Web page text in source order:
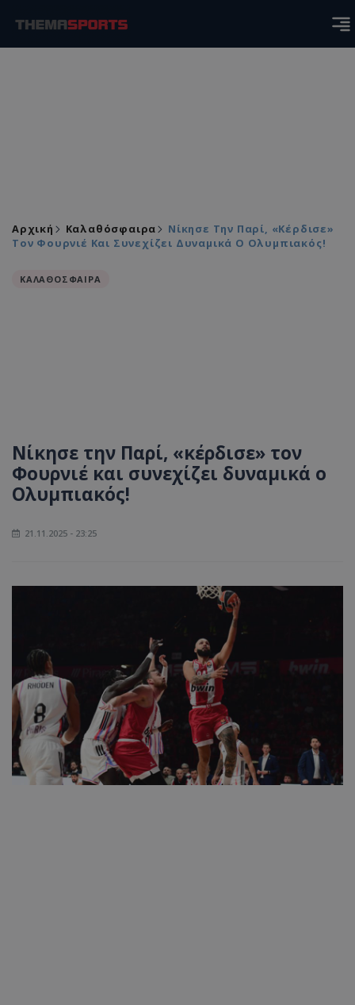
Αρχική Καλαθόσφαιρα
Νίκησε Την Παρί, «κέρδισε»
Τον Φουρνιέ Και Συνεχίζει Δυναμικά Ο Ολυμπιακός!
ΚΑΛΑΘΟΣΦΑΙΡΑ
Νίκησε την Παρί, «κέρδισε» τον
Φουρνιέ και συνεχίζει δυναμικά ο
Ολυμπιακός!
21.11.2025 - 23:25